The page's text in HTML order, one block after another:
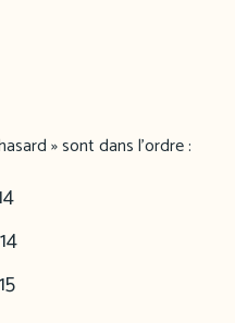
» sont dans l’ordre :